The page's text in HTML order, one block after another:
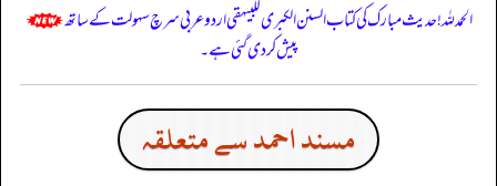
الحمدللہ! حدیث مبارک کی کتاب السنن الكبرى للبيهقي اردو عربی سرچ سہولت کے ساتھ
پیش کر دی گئی ہے۔
مسند احمد سے متعلقہ